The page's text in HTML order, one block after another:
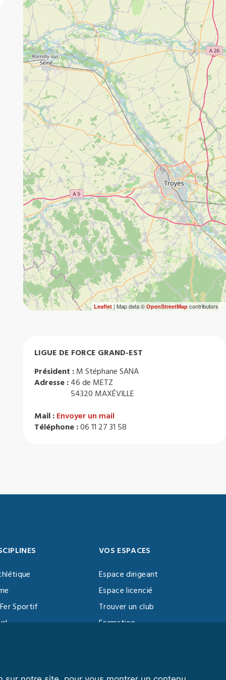
Leaflet| Map data © OpenStreetMapcontributors
LIGUE DE FORCE GRAND-EST
Président : M Stéphane SANA
Adresse : 46 de METZ
54320 MAXÉVILLE
Mail : Envoyer un mail
Téléphone :06 11 27 31 58
Sportif
VOS ESPACES
Espace dirigeant
Espace licencié
Trouver un club
Formation